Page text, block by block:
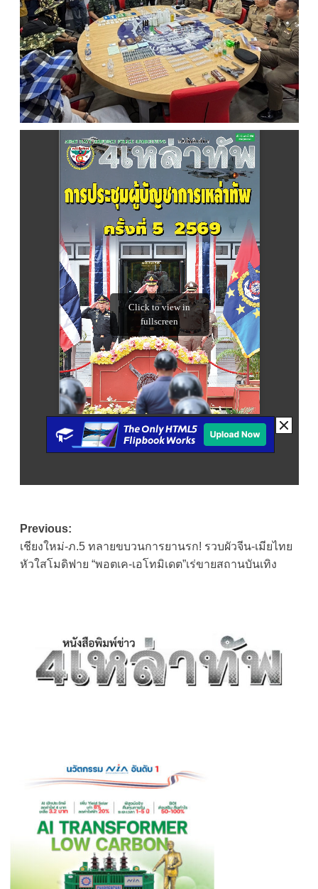
Post
navigation
Previous:
เชียงใหม่-ภ.5 ทลายขบวนการยานรก! รวบผัวจีน-เมียไทย
หัวใสโมดิฟาย “พอตเค-เอโทมิเดต”เร่ขายสถานบันเทิง